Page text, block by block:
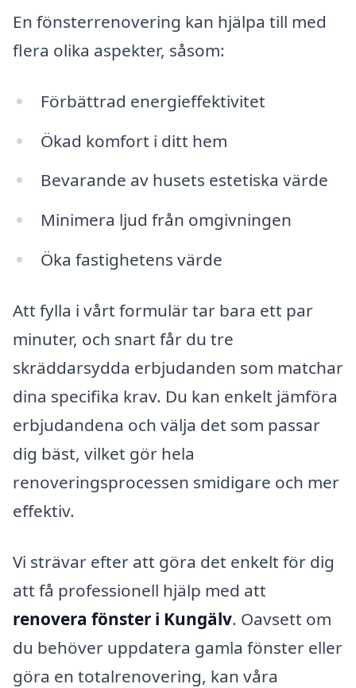
En fönsterrenovering kan hjälpa till med
flera olika aspekter, såsom:
Förbättrad energieffektivitet
Ökad komfort i ditt hem
Bevarande av husets estetiska värde
Minimera ljud från omgivningen
Öka fastighetens värde
Att fylla i vårt formulär tar bara ett par
minuter, och snart får du tre
skräddarsydda erbjudanden som matchar
dina specifika krav. Du kan enkelt jämföra
erbjudandena och välja det som passar
dig bäst, vilket gör hela
renoveringsprocessen smidigare och mer
effektiv.
Vi strävar efter att göra det enkelt för dig
att få professionell hjälp med att
renovera fönster i Kungälv. Oavsett om
du behöver uppdatera gamla fönster eller
göra en totalrenovering, kan våra